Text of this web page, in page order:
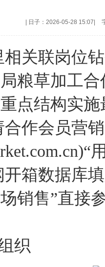
日子：2026-05-28 15:07
关联岗位
粮草加工
点结构实
作会员营
箱数据库
场销售”直
织